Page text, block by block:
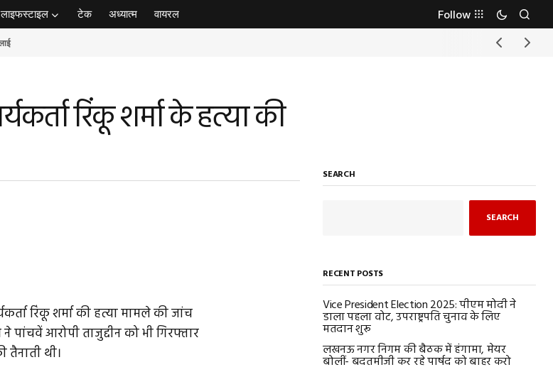
लाइफस्टाइल टेक अध्यात्म वायरल Follow
रिंकू शर्मा के हत्या की
रिंकू शर्मा की हत्या मामले की जांच
पांचवें आरोपी ताजुद्दीन को भी गिरफ्तार
तैनाती थी।
SEARCH
SEARCH
RECENT POSTS
Vice President Election 2025: पीएम मोदी ने
डाला पहला वोट, उपराष्ट्रपति चुनाव के लिए
मतदान शुरू
लखनऊ नगर निगम की बैठक में हंगामा, मेयर
बोलीं- बदतमीजी कर रहे पार्षद को बाहर करो